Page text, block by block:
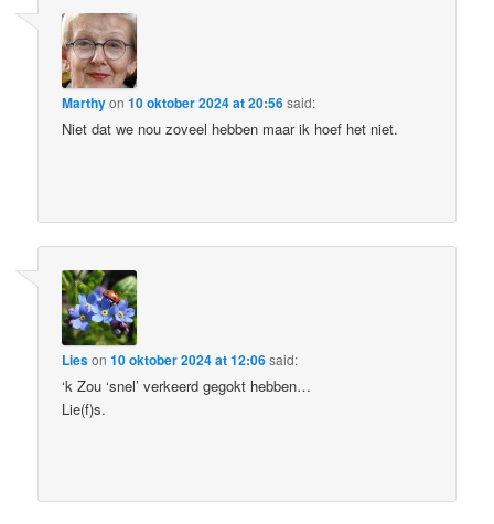
Marthyon10 oktober 2024 at 20:56said:
Niet dat we nou zoveel hebben maar ik hoef het niet.
Lieson10 oktober 2024 at 12:06said:
‘k Zou ‘snel’ verkeerd gegokt hebben…
Lie(f)s.